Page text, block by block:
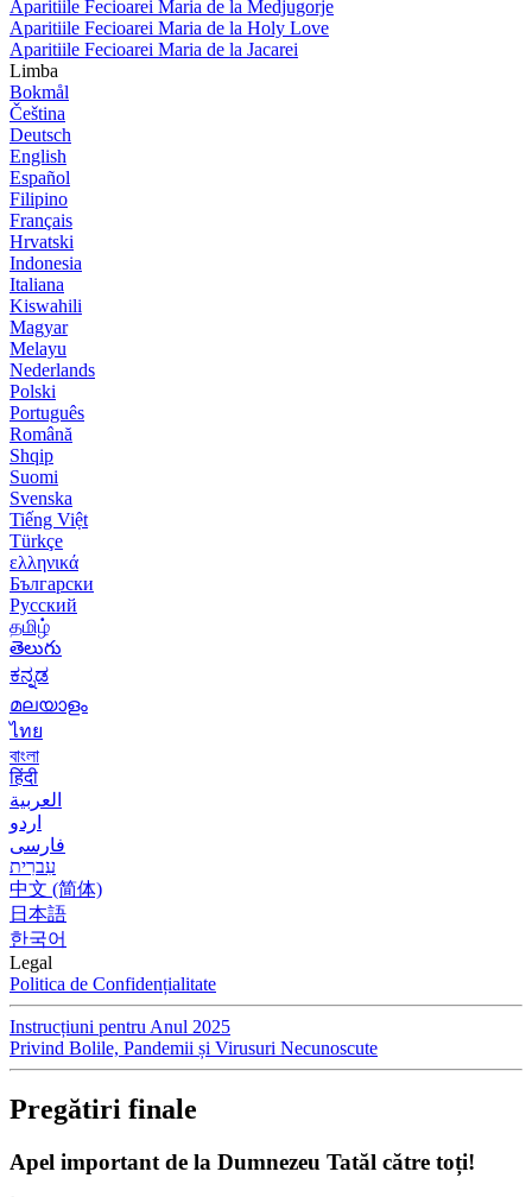
Aparitiile Fecioarei Maria de la Medjugorje
Aparitiile Fecioarei Maria de la Holy Love
Aparitiile Fecioarei Maria de la Jacarei
Limba
Bokmål
Čeština
Deutsch
English
Español
Filipino
Français
Hrvatski
Indonesia
Italiana
Kiswahili
Magyar
Melayu
Nederlands
Polski
Português
Română
Shqip
Suomi
Svenska
Tiếng Việt
Türkçe
ελληνικά
Български
Русский
தமிழ்
తెలుగు
ಕನ್ನಡ
മലയാളം
ไทย
বাংলা
हिंदी
العربية
اردو
فارسی
עִברִית
中文 (简体)
日本語
한국어
Legal
Politica de Confidențialitate
Instrucțiuni pentru Anul 2025
Privind Bolile, Pandemii și Virusuri Necunoscute
Pregătiri finale
Apel important de la Dumnezeu Tatăl către toți!